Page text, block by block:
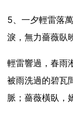
5、一夕輕雷落
淚，無力薔薇臥
輕雷響過，春雨
被雨洗過的碧瓦
脈；薔薇橫臥，